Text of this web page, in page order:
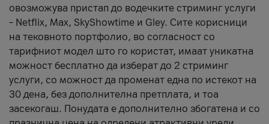
овозможува пристап до водечките стриминг услуги
– Netflix, Max, SkyShowtime и Gley. Сите корисници
на тековното портфолио, во согласност со
тарифниот модел што го користат, имаат уникатна
можност бесплатно да изберат до 2 стриминг
услуги, со можност да променат една по истекот на
30 дена, без дополнителна претплата, и тоа
засекогаш. Понудата е дополнително збогатена и со